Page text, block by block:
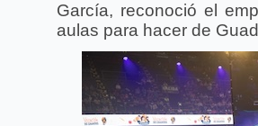
García, reconoció el
aulas para hacer de